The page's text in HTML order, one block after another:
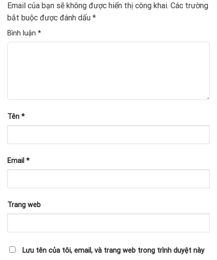
Email của bạn sẽ không được hiển thị công khai. Các trường
bắt buộc được đánh dấu *
Bình luận *
Tên *
Email *
Trang web
Lưu tên của tôi, email, và trang web trong trình duyệt này